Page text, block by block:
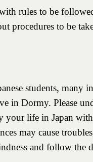
パス）
ス）
ス）
ス）
パス）